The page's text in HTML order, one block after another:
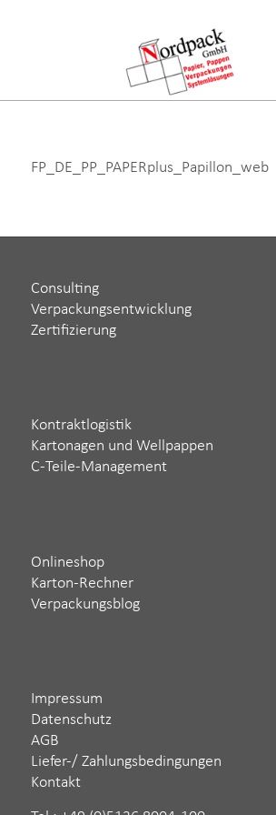
FP_DE_PP_PAPERplus_Papillon_web
Consulting
Verpackungsentwicklung
Zertifizierung
Kontraktlogistik
Kartonagen und Wellpappen
C-Teile-Management
Onlineshop
Karton-Rechner
Verpackungsblog
Impressum
Datenschutz
AGB
Liefer-/ Zahlungsbedingungen
Kontakt